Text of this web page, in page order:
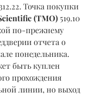
Точка покупки
(TMO) 519.10
по-прежнему
отчета о
понедельника.
быть куплен
прохождения
линии, но выход